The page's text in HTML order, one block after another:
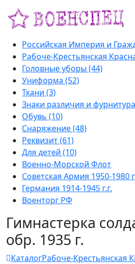
Российская Империя и
Рабоче-Крестьянская
Головные уборы (44)
Униформа (52)
Ткани (3)
Знаки различия и
Обувь (10)
Снаряжение (48)
Реквизит (61)
Для детей (10)
Военно-Морской Флот
Советская Армия 1950-1980
Германия 1914-1945 г.г.
Военторг РФ
Гимнастерка
обр. 1935 г.
КаталогРабоче-Крестьянская